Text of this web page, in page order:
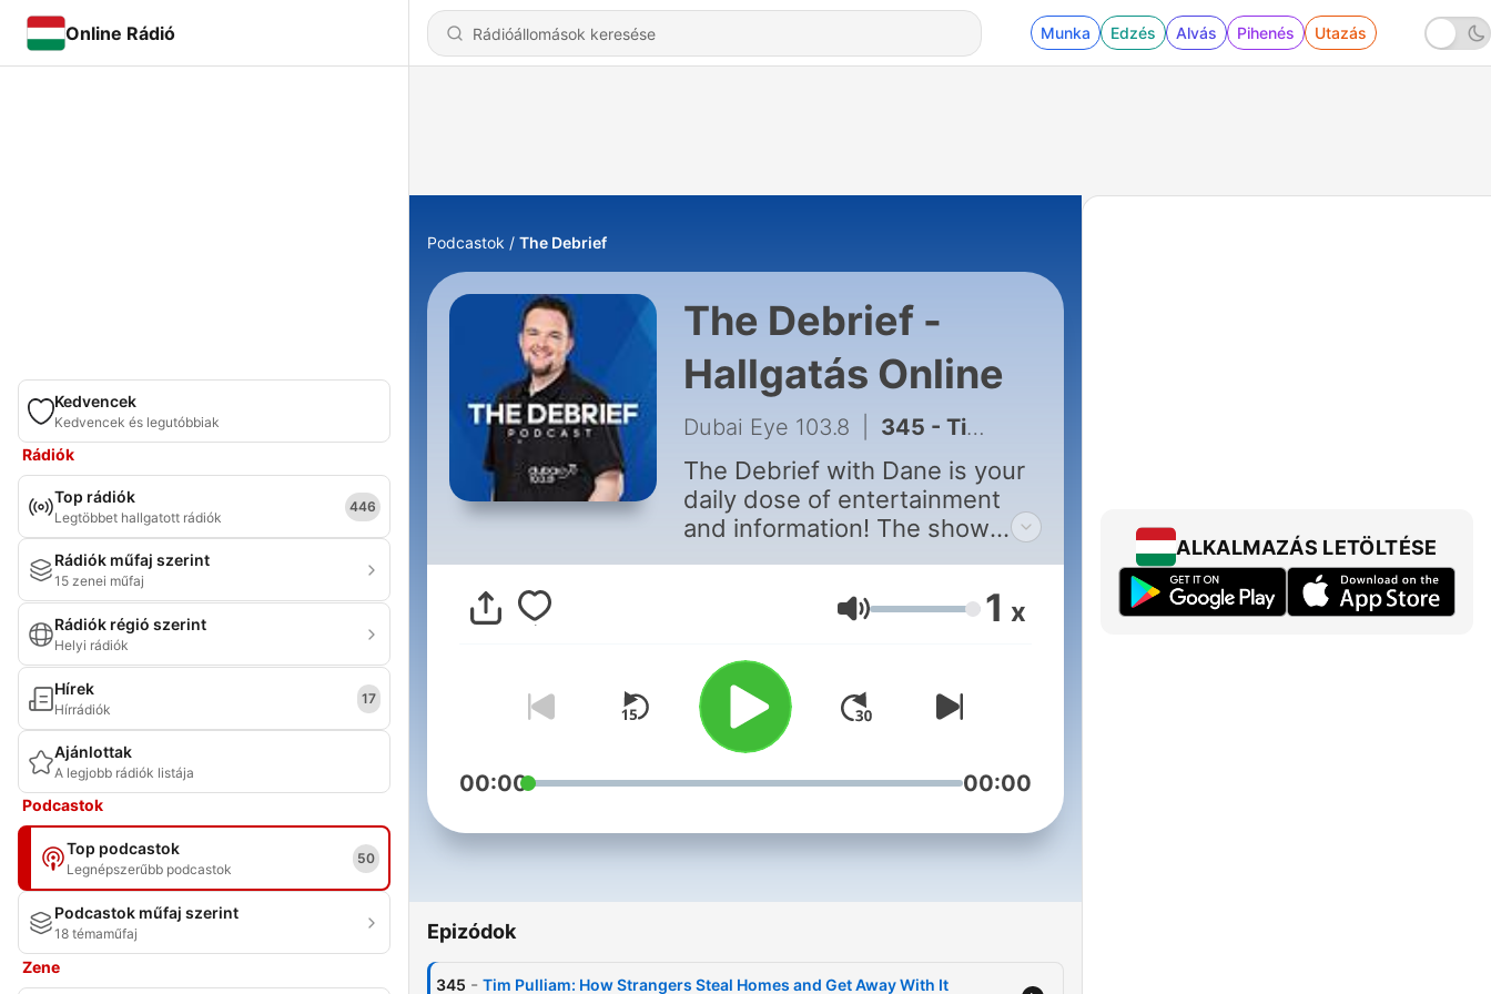
Online Rádió Munka Edzés Alvás Pihenés Utazás
Kedvencek
Kedvencek és legutóbbiak
Rádiók
Top rádiók
Legtöbbet hallgatott rádiók
446
Rádiók műfaj szerint
15 zenei műfaj
Rádiók régió szerint
Helyi rádiók
Hírek
Hírrádiók
17
Ajánlottak
A legjobb rádiók listája
Podcastok
Top podcastok
Legnépszerűbb podcastok
50
Podcastok műfaj szerint
18 témaműfaj
Zene
Podcastok The Debrief
The Debrief -
Hallgatás Online
Dubai Eye 103.8 345 - Tim Pulliam: How Strangers Steal Homes and Get Away With It
The Debrief with Dane is your
daily dose of entertainment
and information! The show
around the world, and big
guests. Catch up with the
latest news updates from the
ARN news centre, while
enjoying a mix of
entertainment and insightful
Hangerő 1 x
00:00 00:00
Epizódok
345 - Tim Pulliam: How Strangers Steal Homes and Get Away With It
ALKALMAZÁS LETÖLTÉSE